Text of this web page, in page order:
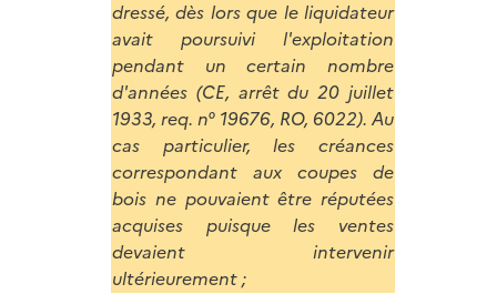
dressé, dès lors que le liquidateur
avait poursuivi l'exploitation
pendant un certain nombre
d'années (CE, arrêt du 20 juillet
1933, req. n° 19676, RO, 6022). Au
cas particulier, les créances
correspondant aux coupes de
bois ne pouvaient être réputées
acquises puisque les ventes
devaient intervenir
ultérieurement ;